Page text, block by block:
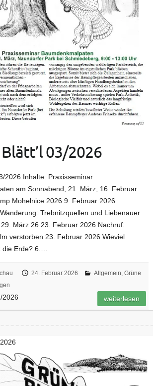
03/2026
2026 Inhalte: Praxisseminar
am Sonnabend, 21. März, 16. Februar
Mohelnice 2026 9. Februar 2026
Trebnitzquellen und Liebenauer
März 26 23. Februar 2026 Nachruf:
verstorben 23. Februar 2026 Wieviel
Erde? 6.…
24. Februar 2026 Allgemein,Grüne
2026 weiterlesen